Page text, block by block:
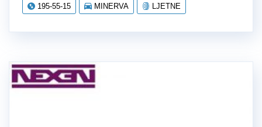
195-55-15 MINERVA LJETNE